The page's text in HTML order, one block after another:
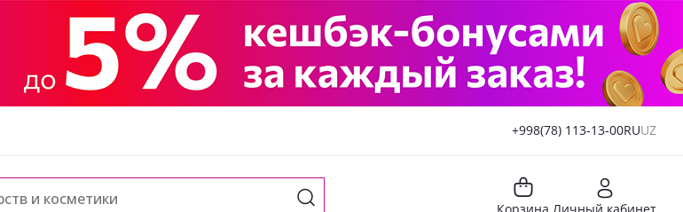
+998(78) 113-13-00RUUZ